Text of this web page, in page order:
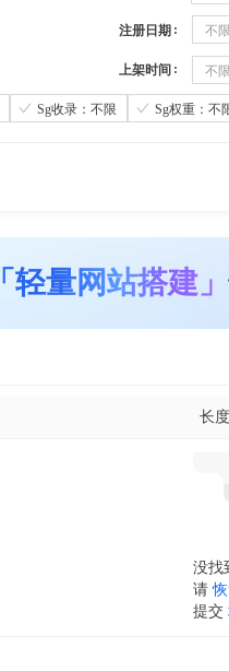
注册日期 不限
上架时间 不限
Sg收录：不限 Sg权重：不
「轻量网站搭建」
长度
没找
请
提交